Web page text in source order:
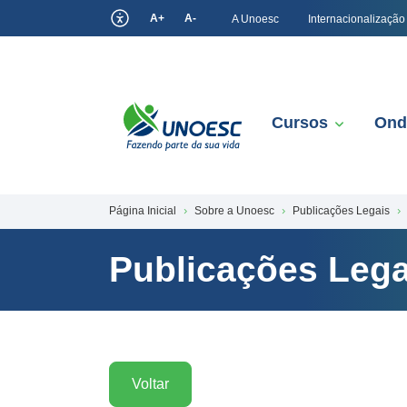
A+ A- A Unoesc Internacionalização
Cursos
Página Inicial Sobre a Unoesc Publicações Legais
Publicações
Voltar